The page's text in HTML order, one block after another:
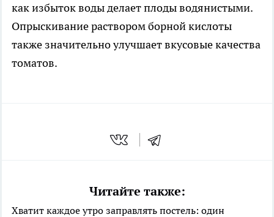
как избыток воды делает плоды водянистыми.
Опрыскивание раствором борной кислоты
также значительно улучшает вкусовые качества
томатов.
Читайте также:
Хватит каждое утро заправлять постель: один